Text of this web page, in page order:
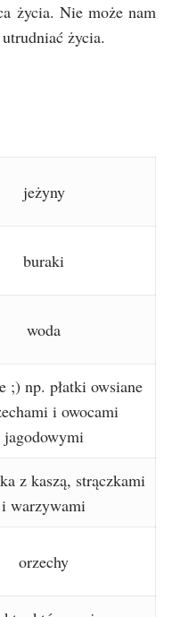
życia. Nie może nam
życia.
jeżyny
buraki
woda
;) np. płatki owsiane
i owocami
jagodowymi
z kaszą, strączkami
i warzywami
orzechy